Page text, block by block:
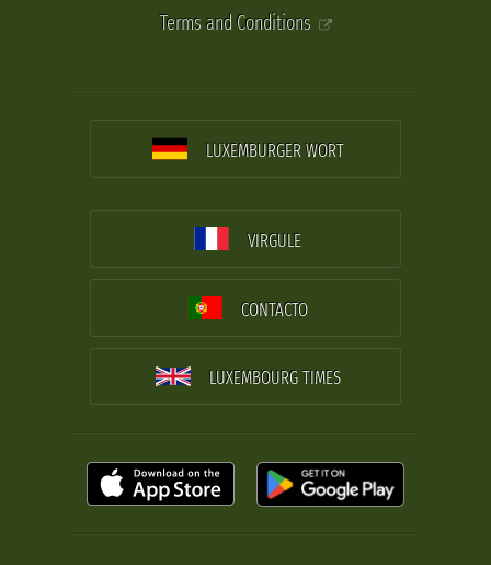
Terms and Conditions
LUXEMBURGER WORT
VIRGULE
CONTACTO
LUXEMBOURG TIMES